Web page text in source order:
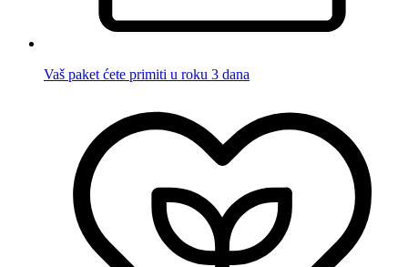
Vaš paket ćete primiti u roku 3 dana